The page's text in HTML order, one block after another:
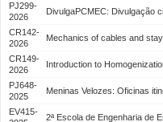
PJ299-
2026
DivulgaPCMEC: Divulgação
CR142-
2026
Mechanics of cables and
CR149-
2026
Introduction to
PJ648-
2025
Meninas Velozes: Oficinas
EV415-
2ª Escola de Engenharia de